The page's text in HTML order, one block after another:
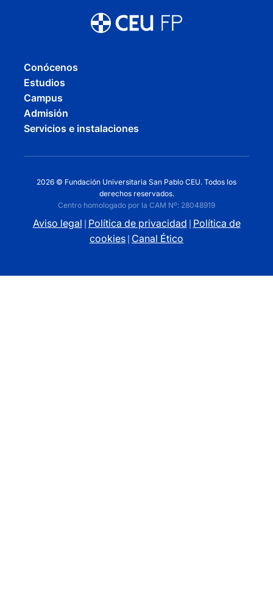
Conócenos
Estudios
Campus
Admisión
Servicios e instalaciones
2026 © Fundación Universitaria San Pablo CEU. Todos los
derechos reservados.
Centro homologado por la CAM Nº: 28048919
Aviso legal Política de privacidad Política de
cookies Canal Ético